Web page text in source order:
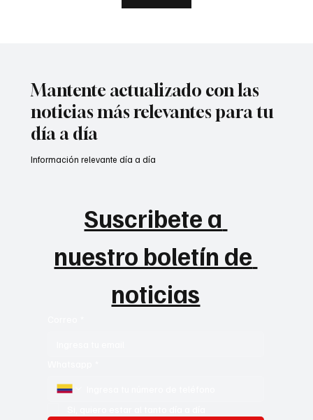
Mantente actualizado con las
noticias más relevantes para tu
día a día
Suscribete a
nuestro boletín de
noticias
Información relevante día a día